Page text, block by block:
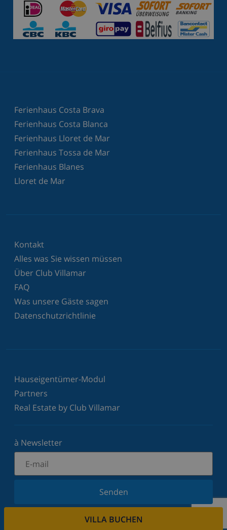
VILLA BUCHEN
Ferienhaus Costa Brava
Ferienhaus Costa Blanca
Ferienhaus Lloret de Mar
Ferienhaus Tossa de Mar
Ferienhaus Blanes
Lloret de Mar
Kontakt
Alles was Sie wissen müssen
Über Club Villamar
FAQ
Was unsere Gäste sagen
Datenschutzrichtlinie
Hauseigentümer-Modul
Partners
Real Estate by Club Villamar
à Newsletter
Senden
Melden Sie sich für unseren Newsletter an und